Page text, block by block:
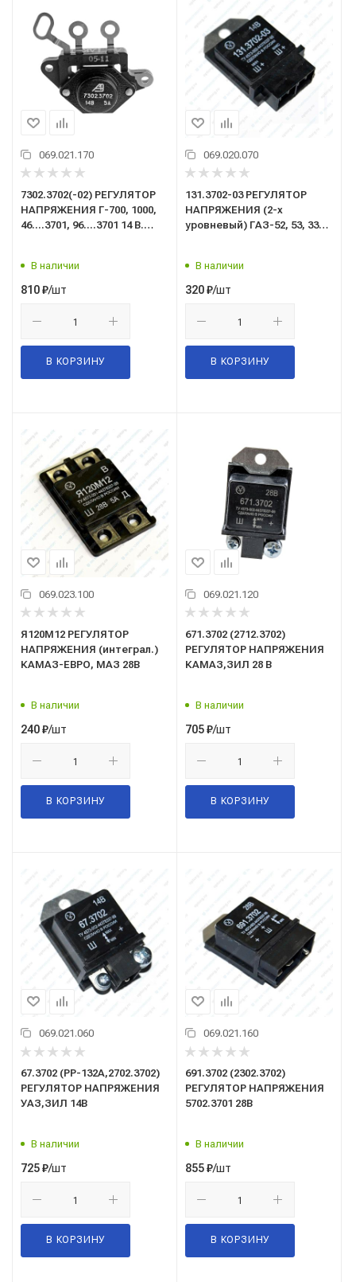
069.021.170
7302.3702(-02) РЕГУЛЯТОР
НАПРЯЖЕНИЯ Г-700, 1000,
46....3701, 96....3701 14 В.
В наличии
810₽/шт
В КОРЗИНУ
069.020.070
131.3702-03 РЕГУЛЯТОР
НАПРЯЖЕНИЯ (2-х
уровневый) ГАЗ-52, 53, 3307,
В наличии
320₽/шт
В КОРЗИНУ
069.023.100
Я120М12 РЕГУЛЯТОР
НАПРЯЖЕНИЯ (интеграл.)
КАМАЗ-ЕВРО, МАЗ 28В
В наличии
240₽/шт
В КОРЗИНУ
069.021.120
671.3702 (2712.3702)
РЕГУЛЯТОР НАПРЯЖЕНИЯ
КАМАЗ,ЗИЛ 28 В
В наличии
705₽/шт
В КОРЗИНУ
069.021.060
67.3702 (РР-132А,2702.3702)
РЕГУЛЯТОР НАПРЯЖЕНИЯ
УАЗ,ЗИЛ 14В
В наличии
725₽/шт
В КОРЗИНУ
069.021.160
691.3702 (2302.3702)
РЕГУЛЯТОР НАПРЯЖЕНИЯ
5702.3701 28В
В наличии
855₽/шт
В КОРЗИНУ